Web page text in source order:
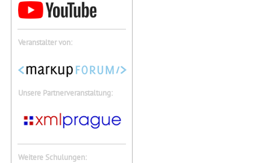
Veranstalter von:
Unsere Partnerveranstaltung:
Weitere Schulungen: